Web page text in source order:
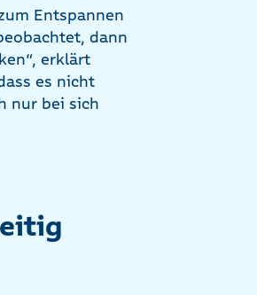
Entspannen
dann
erklärt
es nicht
nur bei sich